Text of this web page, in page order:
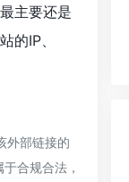
主要还是
的IP、
外部链接的
合规合法，